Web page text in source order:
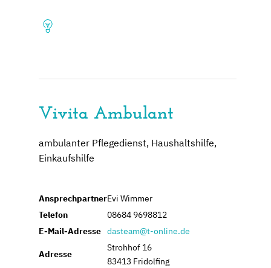
Vivita Ambulant
ambulanter Pflegedienst, Haushaltshilfe,
Einkaufshilfe
AnsprechpartnerEvi Wimmer
Telefon
08684 9698812
E-Mail-Adresse dasteam@t-online.de
Adresse
Strohhof 16
83413 Fridolfing